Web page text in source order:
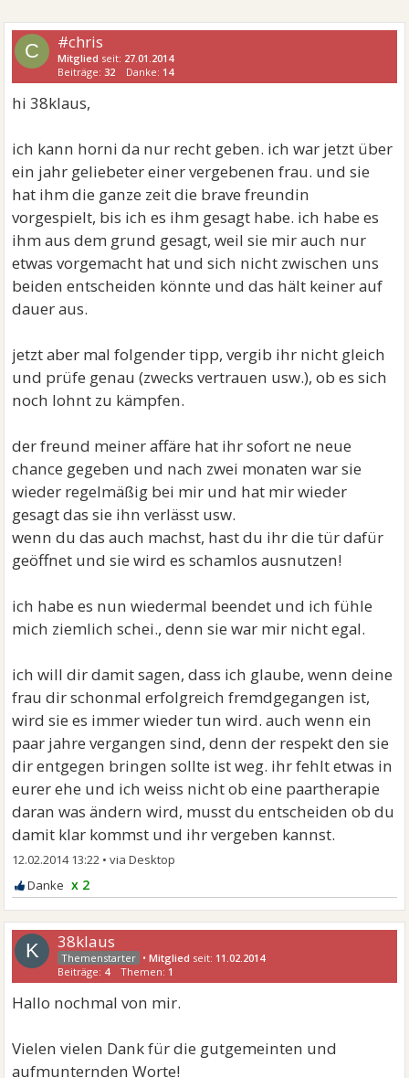
C #chris
Mitglied seit: 27.01.2014
Beiträge:32 Danke: 14
hi 38klaus,
ich kann horni da nur recht geben. ich war jetzt über
ein jahr geliebeter einer vergebenen frau. und sie
hat ihm die ganze zeit die brave freundin
vorgespielt, bis ich es ihm gesagt habe. ich habe es
ihm aus dem grund gesagt, weil sie mir auch nur
etwas vorgemacht hat und sich nicht zwischen uns
beiden entscheiden könnte und das hält keiner auf
dauer aus.
jetzt aber mal folgender tipp, vergib ihr nicht gleich
und prüfe genau (zwecks vertrauen usw.), ob es sich
noch lohnt zu kämpfen.
der freund meiner affäre hat ihr sofort ne neue
chance gegeben und nach zwei monaten war sie
wieder regelmäßig bei mir und hat mir wieder
gesagt das sie ihn verlässt usw.
wenn du das auch machst, hast du ihr die tür dafür
geöffnet und sie wird es schamlos ausnutzen!
ich habe es nun wiedermal beendet und ich fühle
mich ziemlich schei., denn sie war mir nicht egal.
ich will dir damit sagen, dass ich glaube, wenn deine
frau dir schonmal erfolgreich fremdgegangen ist,
wird sie es immer wieder tun wird. auch wenn ein
paar jahre vergangen sind, denn der respekt den sie
dir entgegen bringen sollte ist weg. ihr fehlt etwas in
eurer ehe und ich weiss nicht ob eine paartherapie
daran was ändern wird, musst du entscheiden ob du
damit klar kommst und ihr vergeben kannst.
12.02.2014 13:22 •
x 2
K 38klaus
•Mitglied seit: 11.02.2014
Beiträge: 4 Themen: 1
Hallo nochmal von mir.
Vielen vielen Dank für die gutgemeinten und
aufmunternden Worte!